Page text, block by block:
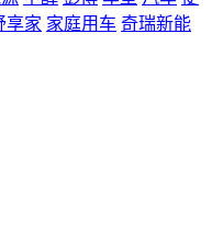
享家 家庭用车 奇瑞新能